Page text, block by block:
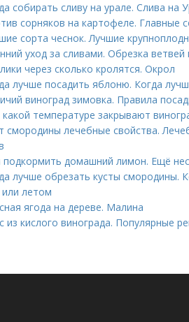
собирать сливу на урале. Слива на
сорняков на картофеле. Главные
сорта чеснок. Лучшие
уход за сливами. Обрезка
через сколько кролятся. Окрол
лучше посадить яблоню. Когда
виноград зимовка. Правила
температуре закрывают
смородины лечебные свойства.
домашний лимон. Ещё
лучше обрезать кусты смородины.
летом
ягода на дереве. Малина
из кислого винограда. Популярные